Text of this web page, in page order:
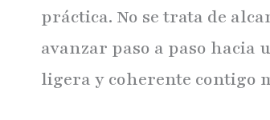
práctica. No se trata de
avanzar paso a paso hacia
ligera y coherente contigo